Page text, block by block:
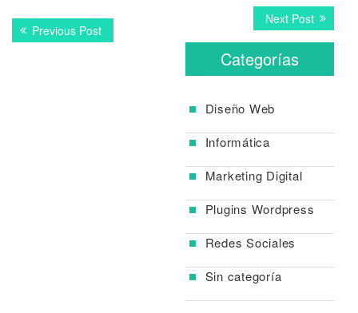
Navegación
dePrevious PostPrevious
post:
Next PostNext
post:
Categorías
Diseño Web
Informática
Marketing Digital
Plugins Wordpress
Redes Sociales
Sin categoría